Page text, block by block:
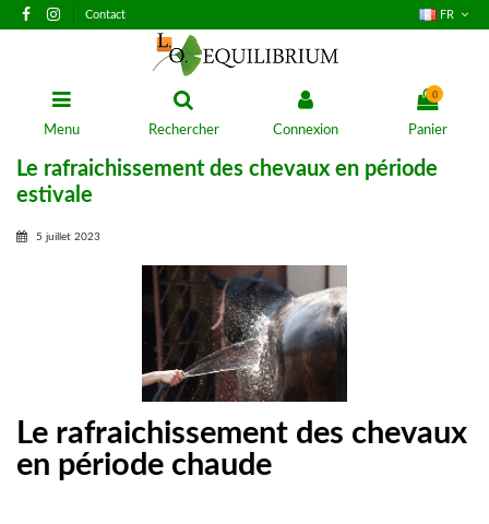
Contact FR
Menu Rechercher Connexion
0
Panier
Le rafraichissement des chevaux en période
estivale
5 juillet 2023
Le rafraichissement des chevaux
en période chaude